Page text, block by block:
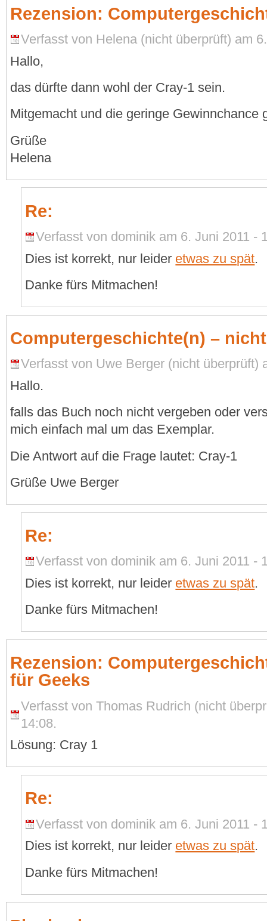
Rezension:
Verfasst von Helena (nicht überprüft) am
Hallo,
das dürfte dann wohl der Cray-1 sein.
Mitgemacht und die geringe Gewinnchance
Grüße
Helena
Re:
Verfasst von dominik am 6. Juni 2011 -
Dies ist korrekt, nur leider etwas zu spät.
Danke fürs Mitmachen!
Computergeschichte(n) –
Verfasst von Uwe Berger (nicht überprüft)
Hallo.
falls das Buch noch nicht vergeben oder
mich einfach mal um das Exemplar.
Die Antwort auf die Frage lautet: Cray-1
Grüße Uwe Berger
Re:
Verfasst von dominik am 6. Juni 2011 -
Dies ist korrekt, nur leider etwas zu spät.
Danke fürs Mitmachen!
Rezension:
für Geeks
Verfasst von Thomas Rudrich (nicht
14:08.
Lösung: Cray 1
Re:
Verfasst von dominik am 6. Juni 2011 -
Dies ist korrekt, nur leider etwas zu spät.
Danke fürs Mitmachen!